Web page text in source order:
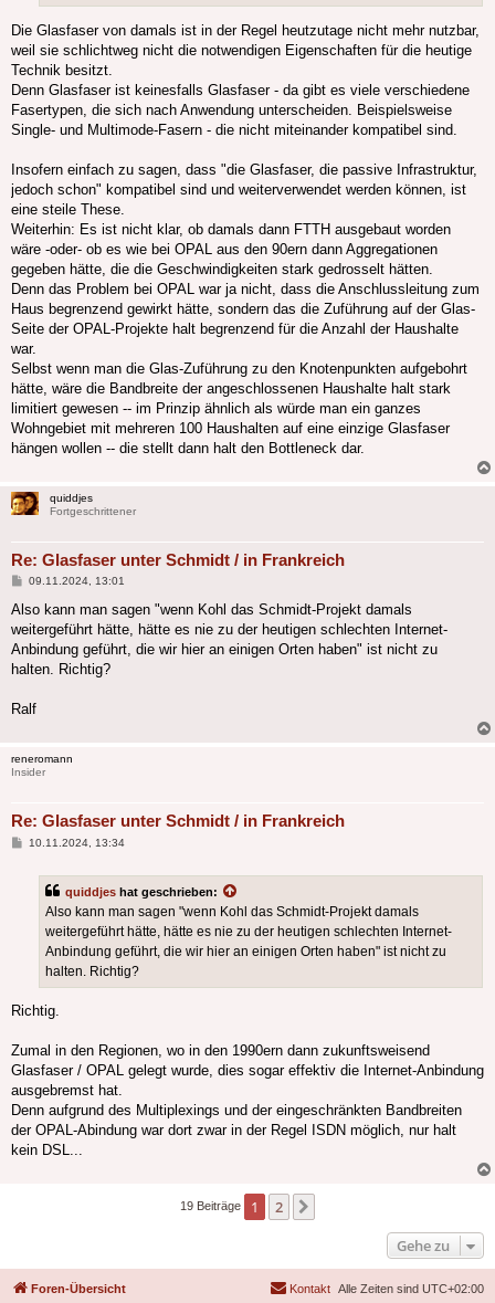
Die Glasfaser von damals ist in der Regel heutzutage nicht mehr nutzbar,
weil sie schlichtweg nicht die notwendigen Eigenschaften für die heutige
Technik besitzt.
Denn Glasfaser ist keinesfalls Glasfaser - da gibt es viele verschiedene
Fasertypen, die sich nach Anwendung unterscheiden. Beispielsweise
Single- und Multimode-Fasern - die nicht miteinander kompatibel sind.
Insofern einfach zu sagen, dass "die Glasfaser, die passive Infrastruktur,
jedoch schon" kompatibel sind und weiterverwendet werden können, ist
eine steile These.
Weiterhin: Es ist nicht klar, ob damals dann FTTH ausgebaut worden
wäre -oder- ob es wie bei OPAL aus den 90ern dann Aggregationen
gegeben hätte, die die Geschwindigkeiten stark gedrosselt hätten.
Denn das Problem bei OPAL war ja nicht, dass die Anschlussleitung zum
Haus begrenzend gewirkt hätte, sondern das die Zuführung auf der Glas-
Seite der OPAL-Projekte halt begrenzend für die Anzahl der Haushalte
war.
Selbst wenn man die Glas-Zuführung zu den Knotenpunkten aufgebohrt
hätte, wäre die Bandbreite der angeschlossenen Haushalte halt stark
limitiert gewesen -- im Prinzip ähnlich als würde man ein ganzes
Wohngebiet mit mehreren 100 Haushalten auf eine einzige Glasfaser
hängen wollen -- die stellt dann halt den Bottleneck dar.
quiddjes
Fortgeschrittener
Re: Glasfaser unter Schmidt / in Frankreich
Beitrag
09.11.2024, 13:01
Also kann man sagen "wenn Kohl das Schmidt-Projekt damals
weitergeführt hätte, hätte es nie zu der heutigen schlechten Internet-
Anbindung geführt, die wir hier an einigen Orten haben" ist nicht zu
halten. Richtig?
Ralf
reneromann
Insider
Re: Glasfaser unter Schmidt / in Frankreich
Beitrag
10.11.2024, 13:34
quiddjes hat geschrieben:
Also kann man sagen "wenn Kohl das Schmidt-Projekt damals
weitergeführt hätte, hätte es nie zu der heutigen schlechten Internet-
Anbindung geführt, die wir hier an einigen Orten haben" ist nicht zu
halten. Richtig?
Richtig.
Zumal in den Regionen, wo in den 1990ern dann zukunftsweisend
Glasfaser / OPAL gelegt wurde, dies sogar effektiv die Internet-Anbindung
ausgebremst hat.
Denn aufgrund des Multiplexings und der eingeschränkten Bandbreiten
der OPAL-Abindung war dort zwar in der Regel ISDN möglich, nur halt
kein DSL...
19 Beiträge 1 2
Gehe zu
Foren-Übersicht Alle Zeiten sind UTC+02:00
Kontakt